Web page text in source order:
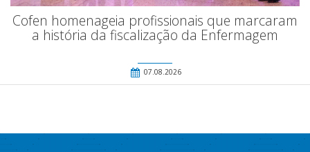
Cofen homenageia profissionais que marcaram
a história da fiscalização da Enfermagem
07.08.2026